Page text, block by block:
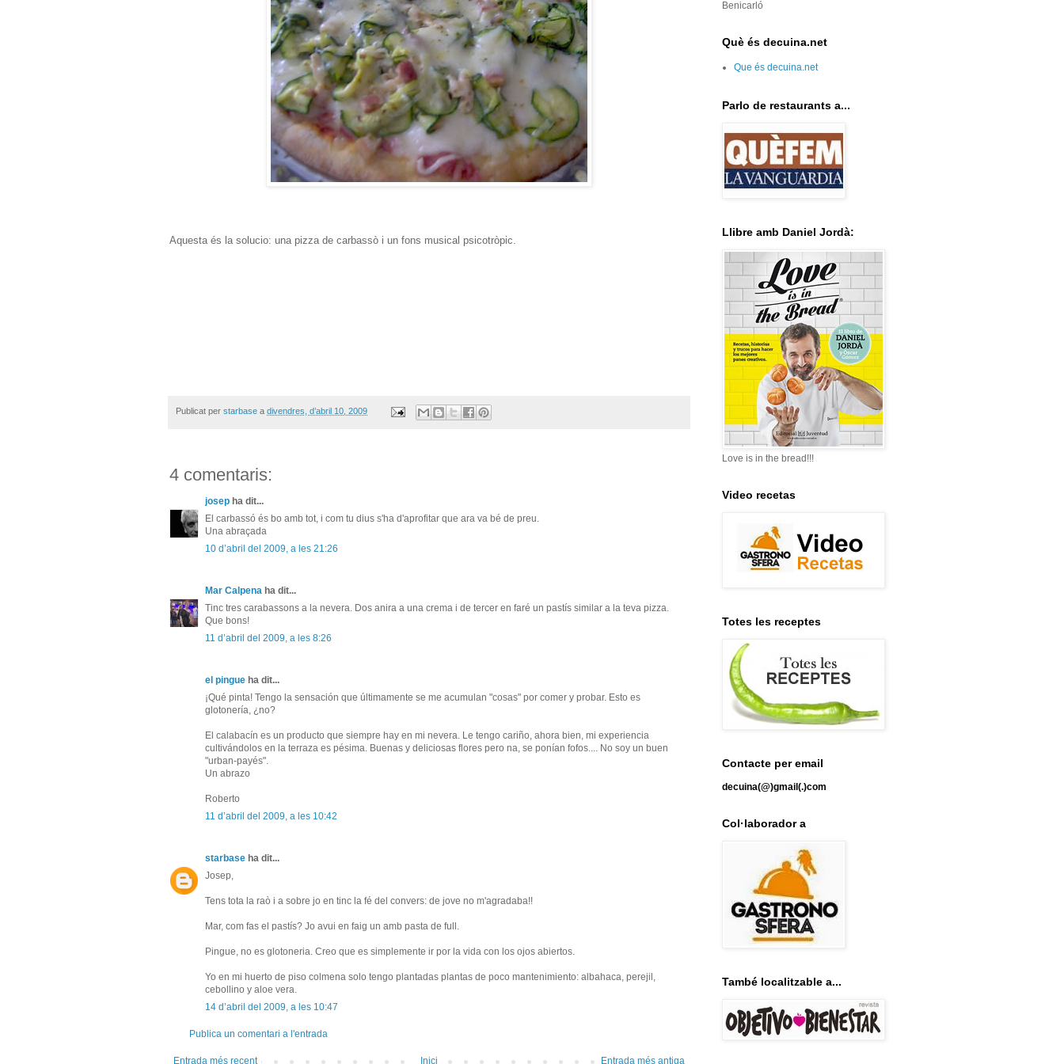
Aquesta és la solucio: una pizza de carbassò i un fons musical psicotròpic.
Publicat per starbase a divendres, d’abril 10, 2009
4 comentaris:
josep ha dit...
El carbassó és bo amb tot, i com tu dius s'ha d'aprofitar que ara va bé de preu.
Una abraçada
10 d’abril del 2009, a les 21:26
Mar Calpena ha dit...
Tinc tres carabassons a la nevera. Dos anira a una crema i de tercer en faré un pastís similar a la teva pizza.
Que bons!
11 d’abril del 2009, a les 8:26
el pingue ha dit...
¡Qué pinta! Tengo la sensación que últimamente se me acumulan "cosas" por comer y probar. Esto es
glotonería, ¿no?
El calabacín es un producto que siempre hay en mi nevera. Le tengo cariño, ahora bien, mi experiencia
cultivándolos en la terraza es pésima. Buenas y deliciosas flores pero na, se ponían fofos.... No soy un buen
"urban-payés".
Un abrazo
Roberto
11 d’abril del 2009, a les 10:42
starbase ha dit...
Josep,
Tens tota la raò i a sobre jo en tinc la fé del convers: de jove no m'agradaba!!
Mar, com fas el pastís? Jo avui en faig un amb pasta de full.
Pingue, no es glotoneria. Creo que es simplemente ir por la vida con los ojos abiertos.
Yo en mi huerto de piso colmena solo tengo plantadas plantas de poco mantenimiento: albahaca, perejil,
cebollino y aloe vera.
14 d’abril del 2009, a les 10:47
Publica un comentari a l'entrada
Entrada més recent Entrada més antiga
Inici
Benicarló
Què és decuina.net
Que és decuina.net
Parlo de restaurants a...
Llibre amb Daniel Jordà:
Love is in the bread!!!
Video recetas
Totes les receptes
Contacte per email
decuina(@)gmail(.)com
Col·laborador a
També localitzable a...